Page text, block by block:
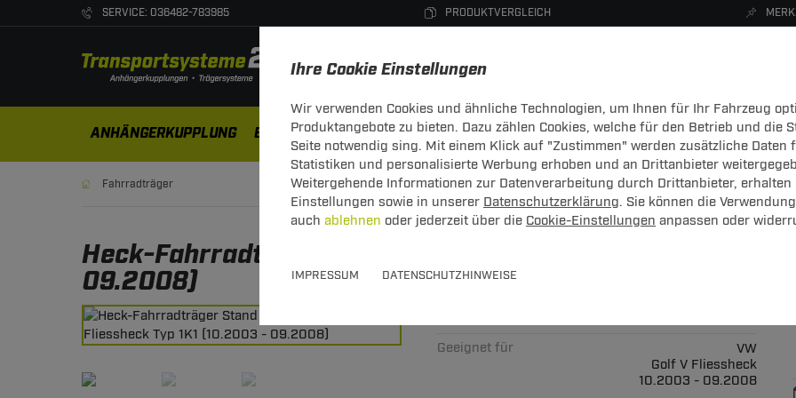
Ihre Cookie Einstellungen
Wir verwenden Cookies und ähnliche Technologien, um Ihnen für Ihr Fahrzeug
Produktangebote zu bieten. Dazu zählen Cookies, welche für den Betrieb und die
Seite notwendig sing. Mit einem Klick auf "Zustimmen" werden zusätzliche Daten
Statistiken und personalisierte Werbung erhoben und an Drittanbieter
Weitergehende Informationen zur Datenverarbeitung durch Drittanbieter, erhalten
Einstellungen sowie in unserer Datenschutzerklärung. Sie können die
auch ablehnen oder jederzeit über die Cookie-Einstellungen anpassen oder
IMPRESSUM DATENSCHUTZHINWEISE
SERVICE: 036482-783985 PRODUKTVERGLEICH
ANHÄNGERKUPPLUNG ELEKTROSÄTZE DACHTRÄGER DACHBOXEN FAHRRADTRÄGER ZUBEHÖR
Fahrradträger
Heck-Fahrradträger Stand Up 2 für VW Golf V Fliessheck
09.2008)
Geeignet für
VW
Golf V Fliessheck
10.2003 - 09.2008